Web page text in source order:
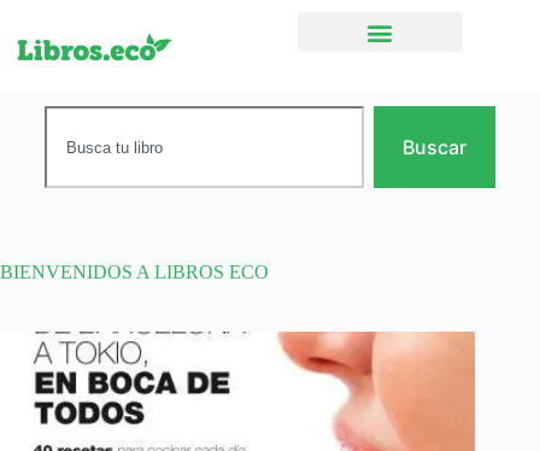
Buscar
BIENVENIDOS A LIBROS ECO